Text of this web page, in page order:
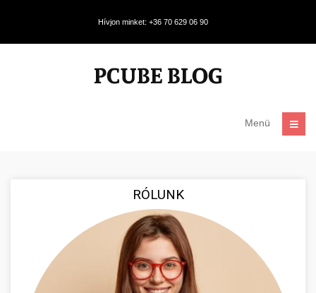
Hívjon minket: +36 70 629 06 90
Menü
RÓLUNK